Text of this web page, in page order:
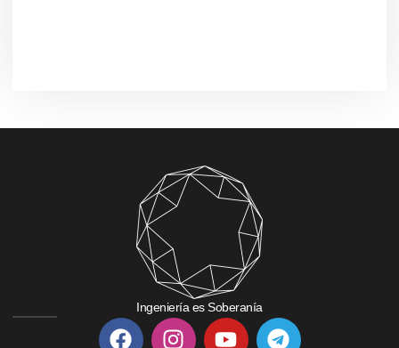
Ingeniería es Soberanía